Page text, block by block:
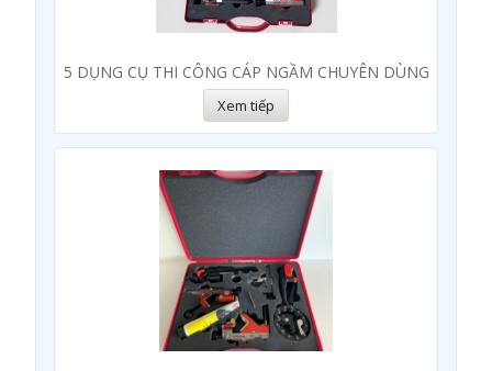
5 DỤNG CỤ THI CÔNG CÁP NGẦM CHUYÊN DÙNG
Xem tiếp